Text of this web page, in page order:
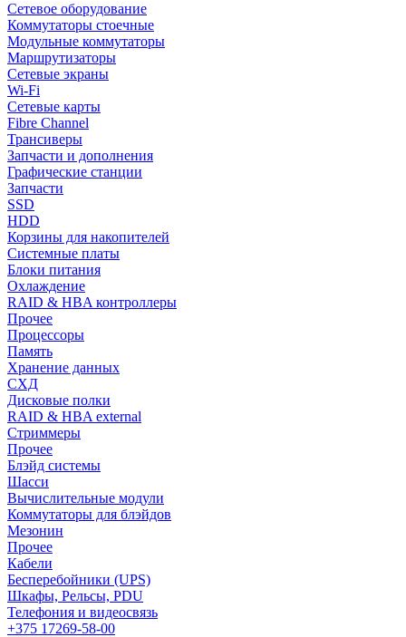
Сетевое оборудование
Коммутаторы стоечные
Модульные коммутаторы
Маршрутизаторы
Сетевые экраны
Wi-Fi
Сетевые карты
Fibre Channel
Трансиверы
Запчасти и дополнения
Графические станции
Запчасти
SSD
HDD
Корзины для накопителей
Системные платы
Блоки питания
Охлаждение
RAID & HBA контроллеры
Прочее
Процессоры
Память
Хранение данных
СХД
Дисковые полки
RAID & HBA external
Стриммеры
Прочее
Блэйд системы
Шасси
Вычислительные модули
Коммутаторы для блэйдов
Мезонин
Прочее
Кабели
Бесперебойники (UPS)
Шкафы, Рельсы, PDU
Телефония и видеосвязь
+375 17269-58-00